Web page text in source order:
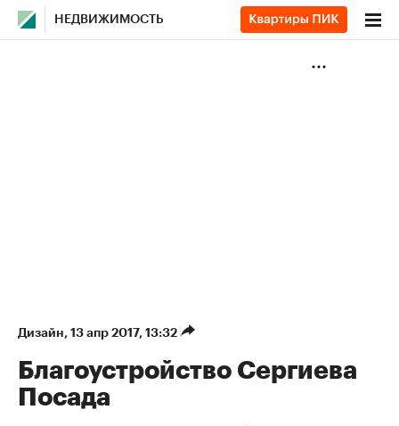
НЕДВИЖИМОСТЬ
Дизайн⁠, 13 апр 2017, 13:32
Благоустройство Сергиева
Посада